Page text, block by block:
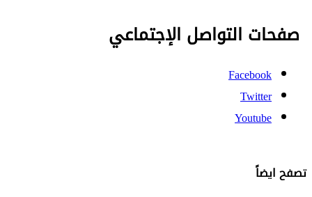
صفحات التواصل الإجتماعي
Facebook
Twitter
Youtube
تصفح ايضاً